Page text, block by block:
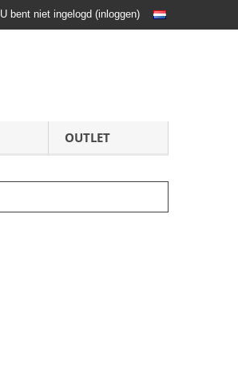
U bent niet ingelogd (inloggen)
OUTLET